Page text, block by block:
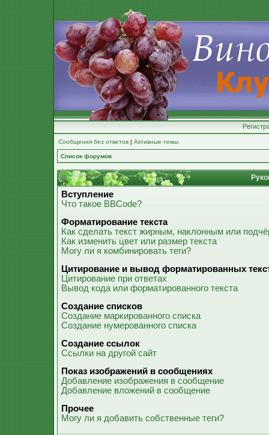
Сообщения без ответов | Активные темы
Список форумов
Вступление
Что такое BBCode?
Форматирование текста
Как сделать текст жирным, наклонным или
Как изменить цвет или размер текста
Могу ли я комбинировать теги?
Цитирование и вывод форматированных
Цитирование при ответах
Вывод кода или форматированного текста
Создание списков
Создание маркированного списка
Создание нумерованного списка
Создание ссылок
Ссылки на другой сайт
Показ изображений в сообщениях
Добавление изображения в сообщение
Добавление вложений в сообщение
Прочее
Могу ли я добавить собственные теги?